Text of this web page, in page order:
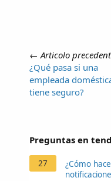
←Articolo
¿Qué pasa si una
empleada
tiene seguro?
Preguntas en
27
¿Cómo